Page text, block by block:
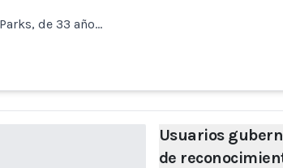
de 33 año…
Usuarios
de